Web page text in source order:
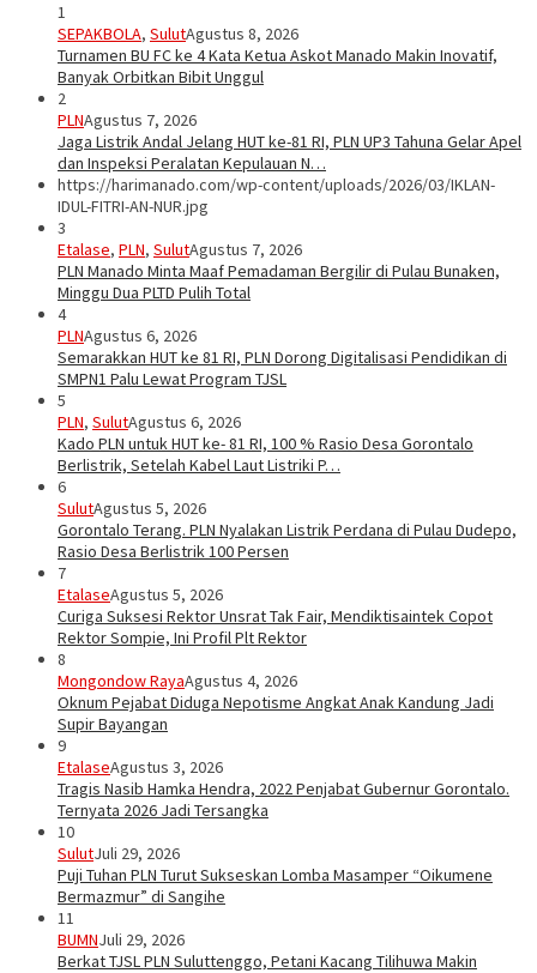
1
SEPAKBOLA, SulutAgustus 8, 2026
Turnamen BU FC ke 4 Kata Ketua Askot Manado Makin Inovatif,
Banyak Orbitkan Bibit Unggul
2
PLNAgustus 7, 2026
Jaga Listrik Andal Jelang HUT ke-81 RI, PLN UP3 Tahuna Gelar Apel
dan Inspeksi Peralatan Kepulauan N…
https://harimanado.com/wp-content/uploads/2026/03/IKLAN-
IDUL-FITRI-AN-NUR.jpg
3
Etalase, PLN, SulutAgustus 7, 2026
PLN Manado Minta Maaf Pemadaman Bergilir di Pulau Bunaken,
Minggu Dua PLTD Pulih Total
4
PLNAgustus 6, 2026
Semarakkan HUT ke 81 RI, PLN Dorong Digitalisasi Pendidikan di
SMPN1 Palu Lewat Program TJSL
5
PLN, SulutAgustus 6, 2026
Kado PLN untuk HUT ke- 81 RI, 100 % Rasio Desa Gorontalo
Berlistrik, Setelah Kabel Laut Listriki P…
6
SulutAgustus 5, 2026
Gorontalo Terang. PLN Nyalakan Listrik Perdana di Pulau Dudepo,
Rasio Desa Berlistrik 100 Persen
7
EtalaseAgustus 5, 2026
Curiga Suksesi Rektor Unsrat Tak Fair, Mendiktisaintek Copot
Rektor Sompie, Ini Profil Plt Rektor
8
Mongondow RayaAgustus 4, 2026
Oknum Pejabat Diduga Nepotisme Angkat Anak Kandung Jadi
Supir Bayangan
9
EtalaseAgustus 3, 2026
Tragis Nasib Hamka Hendra, 2022 Penjabat Gubernur Gorontalo.
Ternyata 2026 Jadi Tersangka
10
SulutJuli 29, 2026
Puji Tuhan PLN Turut Sukseskan Lomba Masamper “Oikumene
Bermazmur” di Sangihe
11
BUMNJuli 29, 2026
Berkat TJSL PLN Suluttenggo, Petani Kacang Tilihuwa Makin